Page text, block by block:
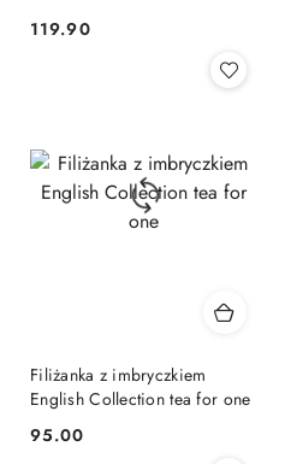
Cena:
119.90
Filiżanka z imbryczkiem
English Collection tea for one
Cena:
95.00